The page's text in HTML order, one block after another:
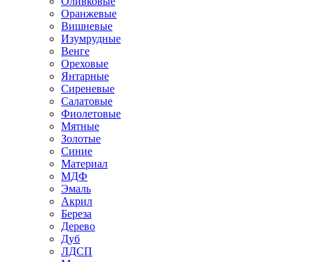
Оранжевые
Вишневые
Изумрудные
Венге
Ореховые
Янтарные
Сиреневые
Салатовые
Фиолетовые
Мятные
Золотые
Синие
Материал
МДФ
Эмаль
Акрил
Береза
Дерево
Дуб
ЛДСП